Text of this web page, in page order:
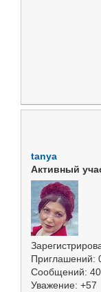
tanya
Активный
Приглашений:
Сообщений:
Уважение: +57